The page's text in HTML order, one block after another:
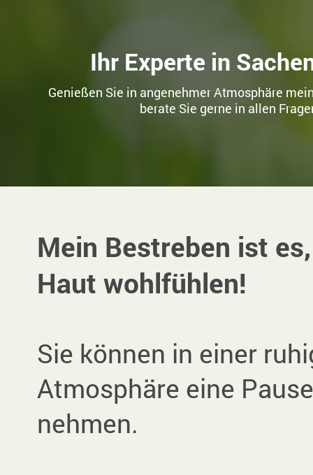
Ihr Experte in
Genießen Sie in angenehmer Atmosphäre
berate Sie gerne in allen
Mein Bestreben ist
Haut wohlfühlen!
Sie können in einer
Atmosphäre eine
nehmen.